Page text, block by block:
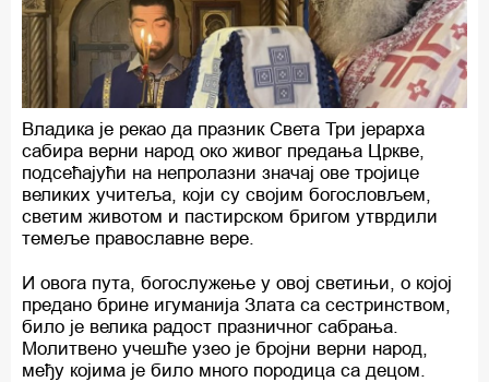
Владика је рекао да празник Света Три јерарха
сабира верни народ око живог предања Цркве,
подсећајући на непролазни значај ове тројице
великих учитеља, који су својим богословљем,
светим животом и пастирском бригом утврдили
темеље православне вере.
И овога пута, богослужење у овој светињи, о којој
предано брине игуманија Злата са сестринством,
било је велика радост празничног сабрања.
Молитвено учешће узео је бројни верни народ,
међу којима је било много породица са децом.